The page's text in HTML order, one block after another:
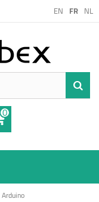
EN FR NL
0
Arduino